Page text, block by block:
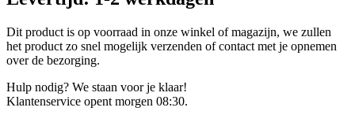
Dit product is op voorraad in onze winkel of magazijn, we zullen
het product zo snel mogelijk verzenden of contact met je opnemen
over de bezorging.
Hulp nodig? We staan voor je klaar!
Klantenservice opent morgen 08:30.